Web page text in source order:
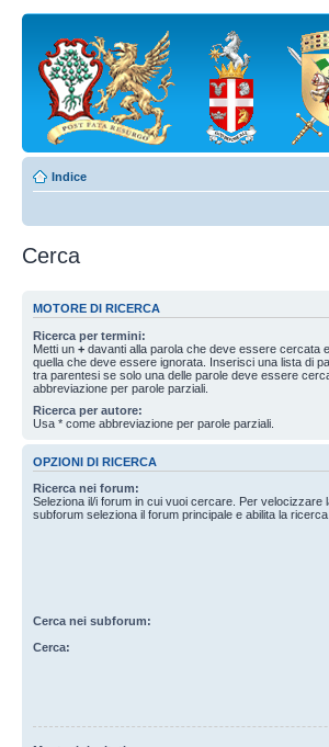
Indice
Cerca
MOTORE DI RICERCA
Ricerca per termini:
Metti un + davanti alla parola che deve essere cercata
quella che deve essere ignorata. Inserisci una lista di
tra parentesi se solo una delle parole deve essere
abbreviazione per parole parziali.
Ricerca per autore:
Usa * come abbreviazione per parole parziali.
OPZIONI DI RICERCA
Ricerca nei forum:
Seleziona il/i forum in cui vuoi cercare. Per velocizzare
subforum seleziona il forum principale e abilita la ricerca.
Cerca nei subforum:
Cerca: